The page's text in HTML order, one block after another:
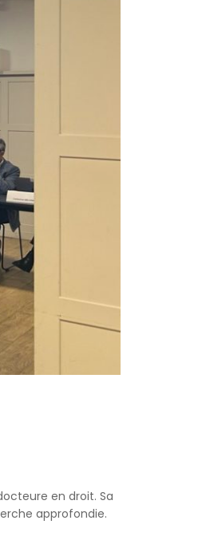
en droit. Sa
approfondie.